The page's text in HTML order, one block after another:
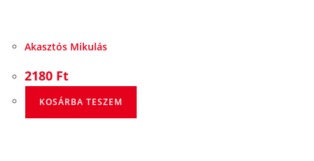
Akasztós Mikulás
2180 Ft
KOSÁRBA TESZEM